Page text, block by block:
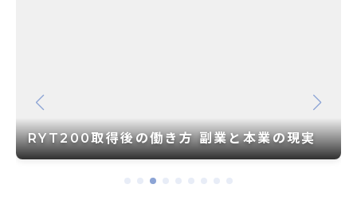
RYT200取得後の働き方 副業と本業の現実